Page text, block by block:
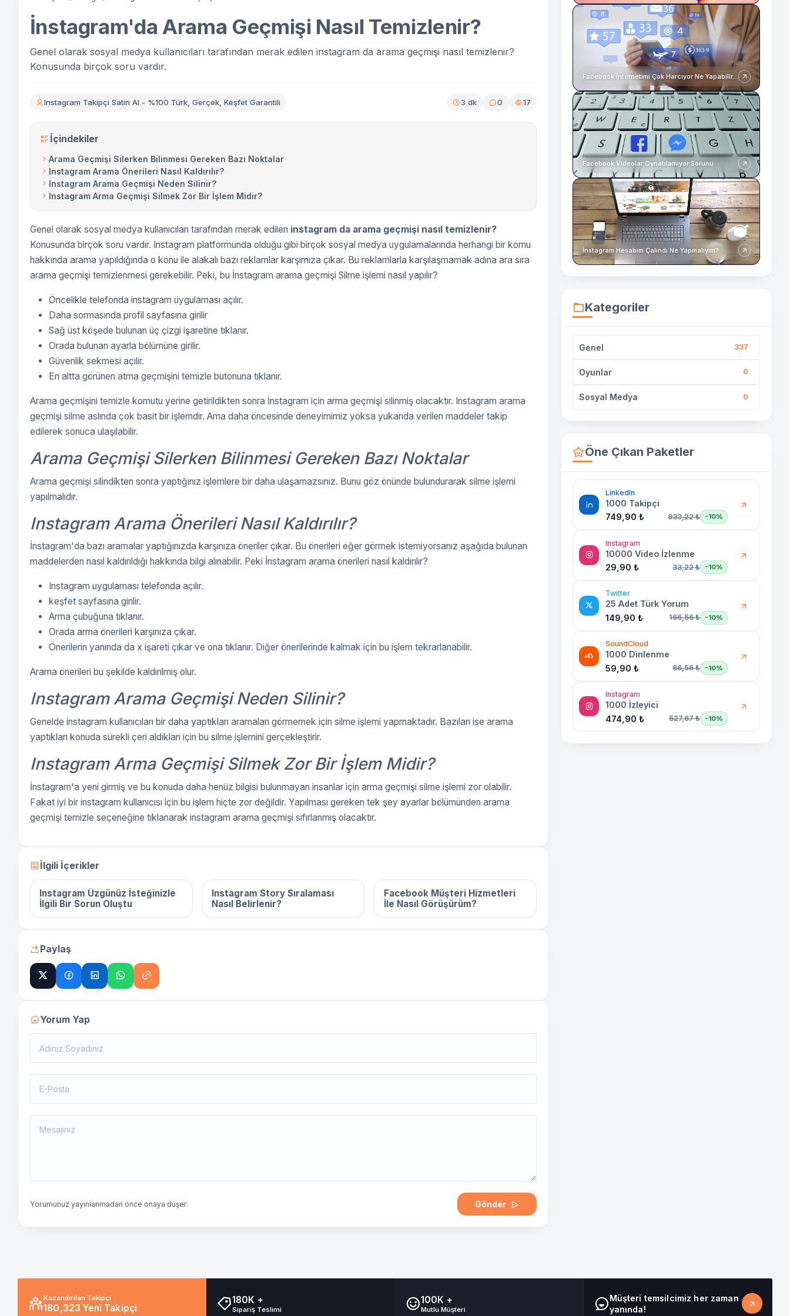
İnstagram'da Arama Geçmişi Nasıl Temizlenir?
Genel olarak sosyal medya kullanıcıları tarafından merak edilen instagram da arama geçmişi nasıl temizlenir?
Konusunda birçok soru vardır.
Instagram Takipçi Satın Al - %100 Türk, Gerçek, Keşfet Garantili 3 dk 0 17
İçindekiler
Arama Geçmişi Silerken Bilinmesi Gereken Bazı Noktalar
Instagram Arama Önerileri Nasıl Kaldırılır?
Instagram Arama Geçmişi Neden Silinir?
Instagram Arma Geçmişi Silmek Zor Bir İşlem Midir?
Genel olarak sosyal medya kullanıcıları tarafından merak edilen instagram da arama geçmişi nasıl temizlenir?
Konusunda birçok soru vardır. Instagram platformunda olduğu gibi birçok sosyal medya uygulamalarında herhangi bir komu
hakkında arama yapıldığında o konu ile alakalı bazı reklamlar karşımıza çıkar. Bu reklamlarla karşılaşmamak adına ara sıra
arama geçmişi temizlenmesi gerekebilir. Peki, bu İnstagram arama geçmişi Silme işlemi nasıl yapılır?
Öncelikle telefonda instagram uygulaması açılır.
Daha sormasında profil sayfasına girilir
Sağ üst köşede bulunan üç çizgi işaretine tıklanır.
Orada bulunan ayarla bölümüne girilir.
Güvenlik sekmesi açılır.
En altta görünen atma geçmişini temizle butonuna tıklanır.
Arama geçmişini temizle komutu yerine getirildikten sonra İnstagram için arma geçmişi silinmiş olacaktır. Instagram arama
geçmişi silme aslında çok basit bir işlemdir. Ama daha öncesinde deneyimimiz yoksa yukarıda verilen maddeler takip
edilerek sonuca ulaşılabilir.
Arama Geçmişi Silerken Bilinmesi Gereken Bazı Noktalar
Arama geçmişi silindikten sonra yaptığınız işlemlere bir daha ulaşamazsınız. Bunu göz önünde bulundurarak silme işlemi
yapılmalıdır.
Instagram Arama Önerileri Nasıl Kaldırılır?
İnstagram'da bazı aramalar yaptığınızda karşınıza öneriler çıkar. Bu önerileri eğer görmek istemiyorsanız aşağıda bulunan
maddelerden nasıl kaldırıldığı hakkında bilgi alınabilir. Peki İnstagram arama önerileri nasıl kaldırılır?
Instagram uygulaması telefonda açılır.
keşfet sayfasına girilir.
Arma çubuğuna tıklanır.
Orada arma önerileri karşınıza çıkar.
Önerilerin yanında da x işareti çıkar ve ona tıklanır. Diğer önerilerinde kalmak için bu işlem tekrarlanabilir.
Arama önerileri bu şekilde kaldırılmış olur.
Instagram Arama Geçmişi Neden Silinir?
Genelde instagram kullanıcıları bir daha yaptıkları aramaları görmemek için silme işlemi yapmaktadır. Bazıları ise arama
yaptıkları konuda sürekli çeri aldıkları için bu silme işlemini gerçekleştirir.
Instagram Arma Geçmişi Silmek Zor Bir İşlem Midir?
İnstagram'a yeni girmiş ve bu konuda daha henüz bilgisi bulunmayan insanlar için arma geçmişi silme işlemi zor olabilir.
Fakat iyi bir instagram kullanıcısı için bu işlem hiçte zor değildir. Yapılması gereken tek şey ayarlar bölümünden arama
geçmişi temizle seçeneğine tıklanarak instagram arama geçmişi sıfırlanmış olacaktır.
İlgili İçerikler
16 Aralık 2025
Instagram Üzgünüz İsteğinizle
İlgili Bir Sorun Oluştu
Instagram Story Sıralaması
Nasıl Belirlenir?
Facebook Müşteri Hizmetleri
İle Nasıl Görüşürüm?
Paylaş
Yorum Yap
Yorumunuz yayınlanmadan önce onaya düşer. Gönder
Facebook İnternetimi Çok Harcıyor Ne Yapabilirim?
Facebook Videolar Oynatılamıyor Sorunu
İnstagram Hesabım Çalındı Ne Yapmalıyım?
Kategoriler
Genel 337
Oyunlar 0
Sosyal Medya 0
Öne Çıkan Paketler
LinkedIn
1000 Takipçi
749,90 ₺
833,22 ₺ -10%
Instagram
10000 Video İzlenme
29,90 ₺
33,22 ₺ -10%
Twitter
25 Adet Türk Yorum
149,90 ₺
166,56 ₺ -10%
SoundCloud
1000 Dinlenme
59,90 ₺
66,56 ₺ -10%
Instagram
1000 İzleyici
474,90 ₺
527,67 ₺ -10%
Kazandırılan Takipçi
180,323 Yeni Takipçi
180K +
Sipariş Teslimi
100K +
Mutlu Müşteri
Müşteri temsilcimiz her zaman
yanında!